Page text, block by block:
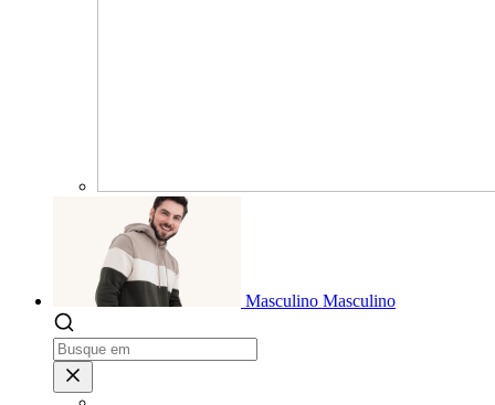
Masculino Masculino